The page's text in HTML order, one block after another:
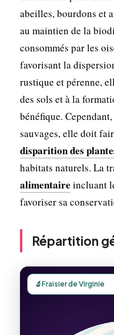
abeilles, bourdons et
au maintien de la
consommés par les
favorisant la
rustique et pérenne,
des sols et à la
bénéfique.
sauvages, elle doit
disparition des
habitats naturels. La
alimentaire incluant
favoriser sa
Répartition